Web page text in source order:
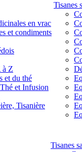
en vrac
et condiments
à Z
et du thé
et Infusion
Tisanière
Tisanes
Tisanes